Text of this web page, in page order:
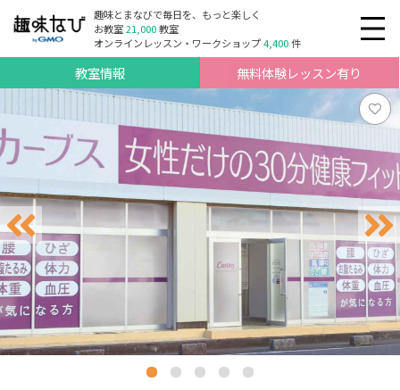
趣味とまなびで毎日を、もっと楽しく
お教室21,000教室
オンラインレッスン・ワークショップ4,400件
教室情報 無料体験レッスン有り